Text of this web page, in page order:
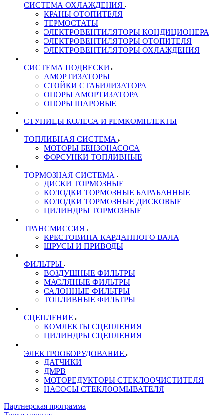
СИСТЕМА ОХЛАЖДЕНИЯ
КРАНЫ ОТОПИТЕЛЯ
ТЕРМОСТАТЫ
ЭЛЕКТРОВЕНТИЛЯТОРЫ КОНДИЦИОНЕРА
ЭЛЕКТРОВЕНТИЛЯТОРЫ ОТОПИТЕЛЯ
ЭЛЕКТРОВЕНТИЛЯТОРЫ ОХЛАЖДЕНИЯ
СИСТЕМА ПОДВЕСКИ
АМОРТИЗАТОРЫ
СТОЙКИ СТАБИЛИЗАТОРА
ОПОРЫ АМОРТИЗАТОРА
ОПОРЫ ШАРОВЫЕ
СТУПИЦЫ КОЛЕСА И РЕМКОМПЛЕКТЫ
ТОПЛИВНАЯ СИСТЕМА
МОТОРЫ БЕНЗОНАСОСА
ФОРСУНКИ ТОПЛИВНЫЕ
ТОРМОЗНАЯ СИСТЕМА
ДИСКИ ТОРМОЗНЫЕ
КОЛОДКИ ТОРМОЗНЫЕ БАРАБАННЫЕ
КОЛОДКИ ТОРМОЗНЫЕ ДИСКОВЫЕ
ЦИЛИНДРЫ ТОРМОЗНЫЕ
ТРАНСМИССИЯ
КРЕСТОВИНА КАРДАННОГО ВАЛА
ШРУСЫ И ПРИВОДЫ
ФИЛЬТРЫ
ВОЗДУШНЫЕ ФИЛЬТРЫ
МАСЛЯНЫЕ ФИЛЬТРЫ
САЛОННЫЕ ФИЛЬТРЫ
ТОПЛИВНЫЕ ФИЛЬТРЫ
СЦЕПЛЕНИЕ
КОМЛЕКТЫ СЦЕПЛЕНИЯ
ЦИЛИНДРЫ СЦЕПЛЕНИЯ
ЭЛЕКТРООБОРУДОВАНИЕ
ДАТЧИКИ
ДМРВ
МОТОРЕДУКТОРЫ СТЕКЛООЧИСТИТЕЛЯ
НАСОСЫ СТЕКЛООМЫВАТЕЛЯ
Партнерская программа